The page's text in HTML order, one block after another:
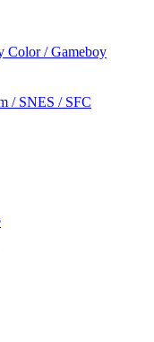
Color / Gameboy
/ SNES / SFC